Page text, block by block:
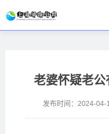
老婆怀疑老
发布时间： 2024-04-